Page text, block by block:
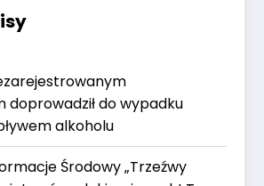
do wypadku
alkoholu
Środowy „Trzeźwy